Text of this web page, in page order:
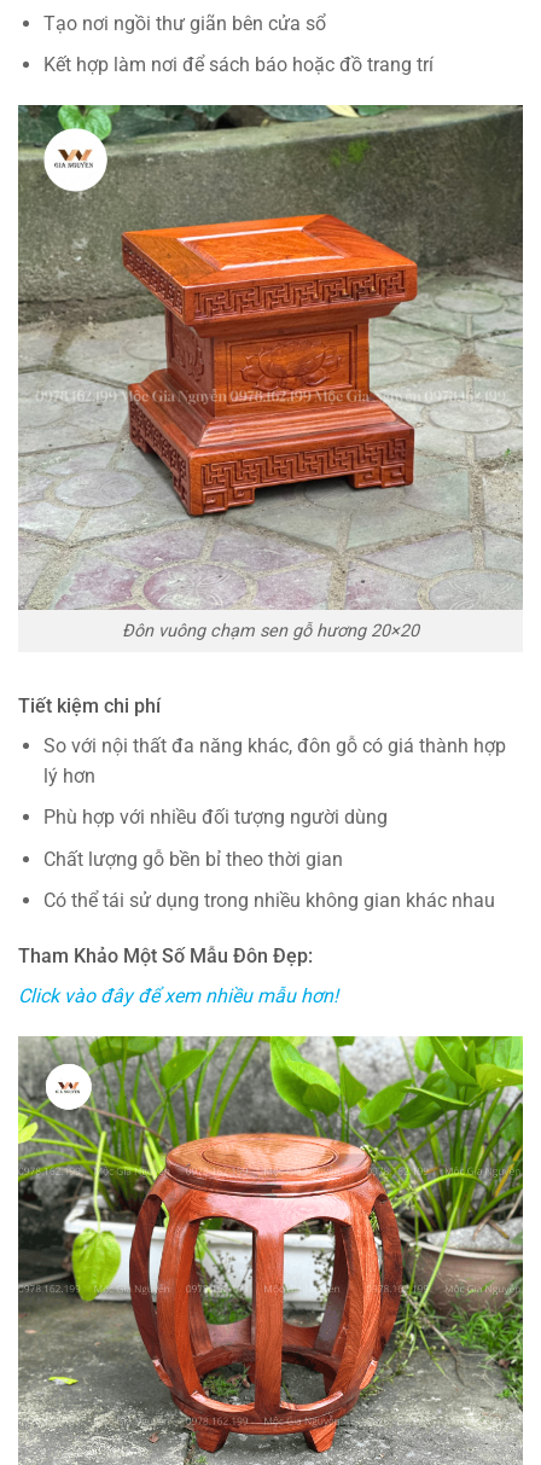
Tạo nơi ngồi thư giãn bên cửa sổ
Kết hợp làm nơi để sách báo hoặc đồ trang trí
Đôn vuông chạm sen gỗ hương 20×20
Tiết kiệm chi phí
So với nội thất đa năng khác, đôn gỗ có giá thành hợp
lý hơn
Phù hợp với nhiều đối tượng người dùng
Chất lượng gỗ bền bỉ theo thời gian
Có thể tái sử dụng trong nhiều không gian khác nhau
Tham Khảo Một Số Mẫu Đôn Đẹp:
Click vào đây để xem nhiều mẫu hơn!